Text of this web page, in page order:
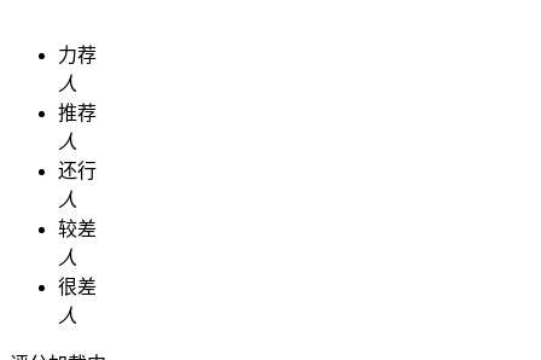
力荐
人
推荐
人
还行
人
较差
人
很差
人